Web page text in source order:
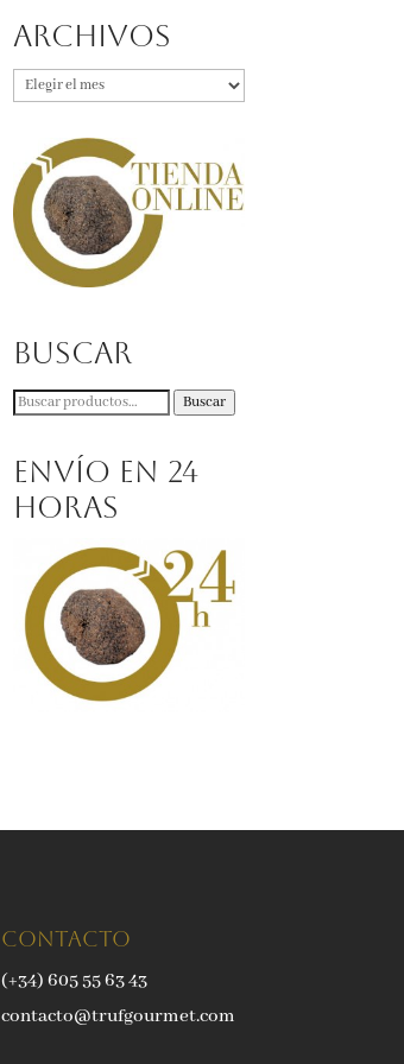
Archivos
Archivos
Buscar
Buscar
Buscar
Envío en 24
horas
Contacto
(+34) 605 55 63 43
contacto@trufgourmet.com